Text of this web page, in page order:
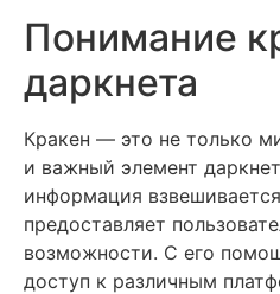
Понимание
даркнета
Кракен — это не только
и важный элемент
информация
предоставляет
возможности. С его
доступ к различным